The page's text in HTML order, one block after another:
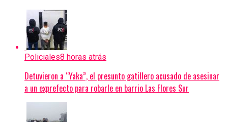
Policiales8 horas atrás
Detuvieron a “Yaka”, el presunto gatillero acusado de asesinar
a un exprefecto para robarle en barrio Las Flores Sur